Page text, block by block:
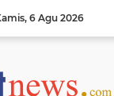
6 Agu 2026